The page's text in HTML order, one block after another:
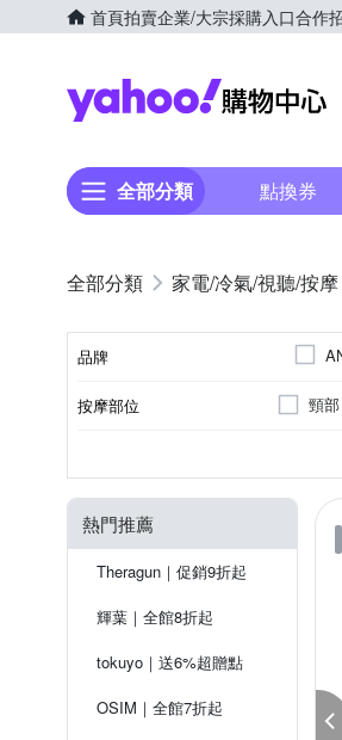
首頁拍賣企業/大宗採購入口合作
全部分類 點換券
家電/冷氣/視聽/按摩
品牌
按摩部位 頸部
熱門推薦
Theragun｜促銷9折起
輝葉｜全館8折起
tokuyo｜送6%超贈點
OSIM｜全館7折起